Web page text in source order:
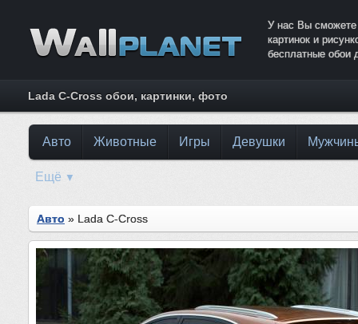
У нас Вы сможете
картинок и
бесплатные обои
Lada C-Cross обои, картинки, фото
Авто Животные Игры Девушки
Ещё ▼
Авто » Lada C-Cross